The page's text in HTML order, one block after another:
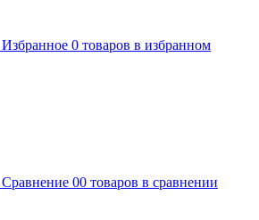
Избранное 0 товаров в избранном
Сравнение 00 товаров в сравнении